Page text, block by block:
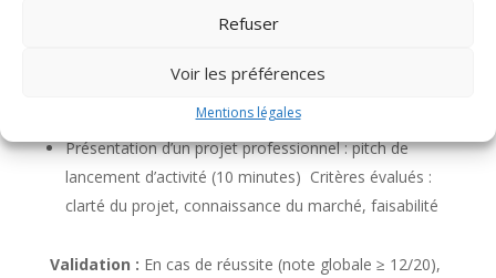
Refuser
Voir les préférences
Mentions légales
sécurité, gestion de groupe, créativité
enchainement (combo) personnel:
niveau technique, fluidité, esthétique, originalité
Présentation d’un projet professionnel : pitch de
lancement d’activité (10 minutes) Critères évalués :
clarté du projet, connaissance du marché, faisabilité
Validation : En cas de réussite (note globale ≥ 12/20),